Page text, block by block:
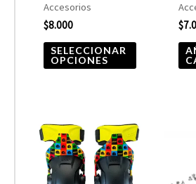
Accesorios
$8.000
SELECCIONAR
OPCIONES
en
la
producto
$
Este